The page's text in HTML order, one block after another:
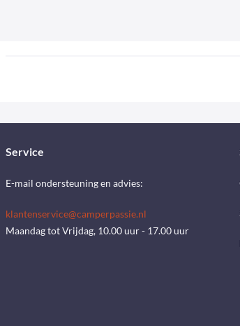
Service
E-mail ondersteuning en advies:
klantenservice@camperpassie.nl
Maandag tot Vrijdag, 10.00 uur - 17.00 uur